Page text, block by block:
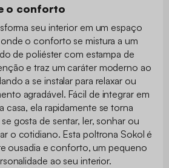
o conforto
seu interior em um espaço
o conforto se mistura a um
de poliéster com estampa de
e traz um caráter moderno ao
a se instalar para relaxar ou
agradável. Fácil de integrar em
casa, ela rapidamente se torna
gosta de sentar, ler, sonhar ou
o cotidiano. Esta poltrona Sokol é
ousadia e conforto, um pequeno
ao seu interior.